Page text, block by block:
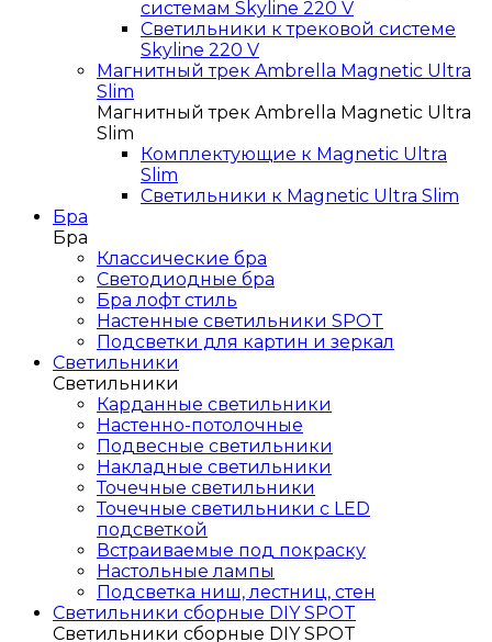
системам Skyline 220 V
Светильники к трековой системе
Skyline 220 V
Магнитный трек Ambrella Magnetic Ultra
Slim
Магнитный трек Ambrella Magnetic Ultra
Slim
Комплектующие к Magnetic Ultra
Slim
Светильники к Magnetic Ultra Slim
Бра
Бра
Классические бра
Светодиодные бра
Бра лофт стиль
Настенные светильники SPOT
Подсветки для картин и зеркал
Светильники
Светильники
Карданные светильники
Настенно-потолочные
Подвесные светильники
Накладные светильники
Точечные светильники
Точечные светильники с LED
подсветкой
Встраиваемые под покраску
Настольные лампы
Подсветка ниш, лестниц, стен
Светильники сборные DIY SPOT
Светильники сборные DIY SPOT